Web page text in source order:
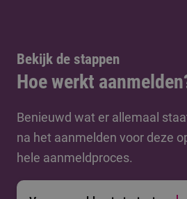
Bekijk de stappen
Hoe werkt
Benieuwd wat er allemaal
na het aanmelden voor deze
hele aanmeldproces.